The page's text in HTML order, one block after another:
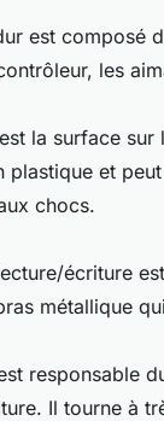
est composé
les
la surface
plastique et
chocs.
écriture
métallique
responsable
Il tourne à